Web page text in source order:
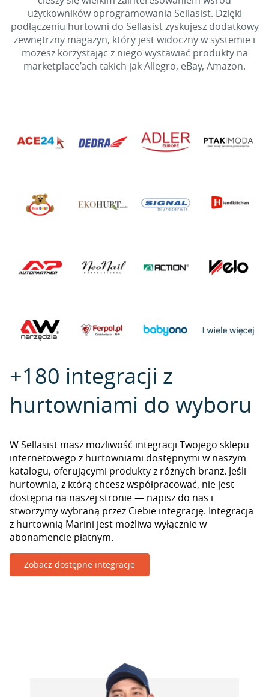
użytkowników oprogramowania Sellasist. Dzięki
podłączeniu hurtowni do Sellasist zyskujesz dodatkowy
zewnętrzny magazyn, który jest widoczny w systemie i
możesz korzystając z niego wystawiać produkty na
marketplace’ach takich jak Allegro, eBay, Amazon.
+180 integracji z
hurtowniami do wyboru
W Sellasist masz możliwość integracji Twojego sklepu
internetowego z hurtowniami dostępnymi w naszym
katalogu, oferującymi produkty z różnych branż. Jeśli
hurtownia, z którą chcesz współpracować, nie jest
dostępna na naszej stronie — napisz do nas i
stworzymy wybraną przez Ciebie integrację. Integracja
z hurtownią Marini jest możliwa wyłącznie w
abonamencie płatnym.
Zobacz dostępne integracje